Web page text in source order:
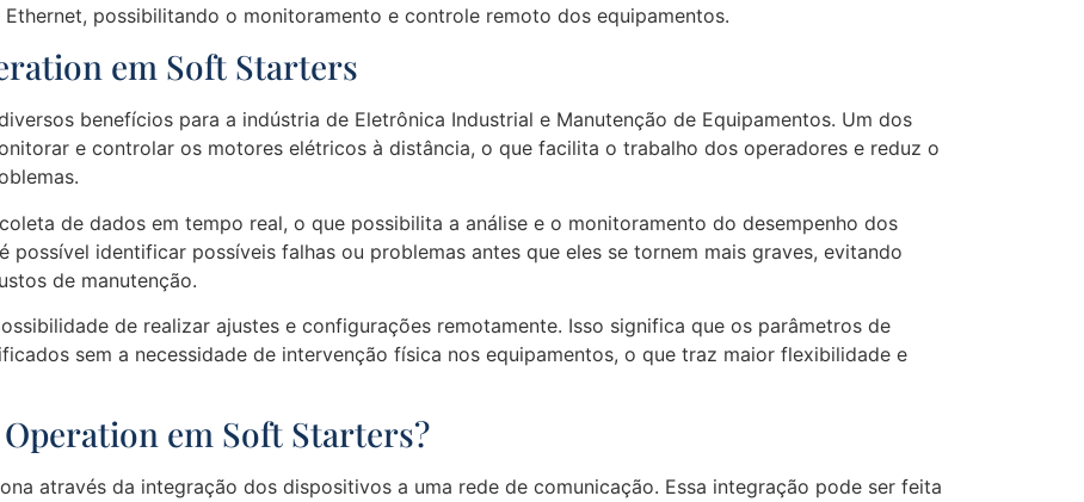
possibilitando o monitoramento e controle remoto dos equipamentos.
em Soft Starters
benefícios para a indústria de Eletrônica Industrial e Manutenção de Equipamentos. Um dos
e controlar os motores elétricos à distância, o que facilita o trabalho dos operadores e reduz o
de dados em tempo real, o que possibilita a análise e o monitoramento do desempenho dos
possível identificar possíveis falhas ou problemas antes que eles se tornem mais graves, evitando
de manutenção.
de realizar ajustes e configurações remotamente. Isso significa que os parâmetros de
sem a necessidade de intervenção física nos equipamentos, o que traz maior flexibilidade e
em Soft Starters?
através da integração dos dispositivos a uma rede de comunicação. Essa integração pode ser feita